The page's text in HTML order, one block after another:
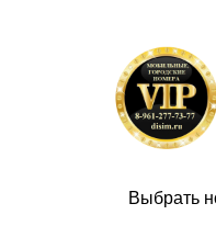
Выбрать